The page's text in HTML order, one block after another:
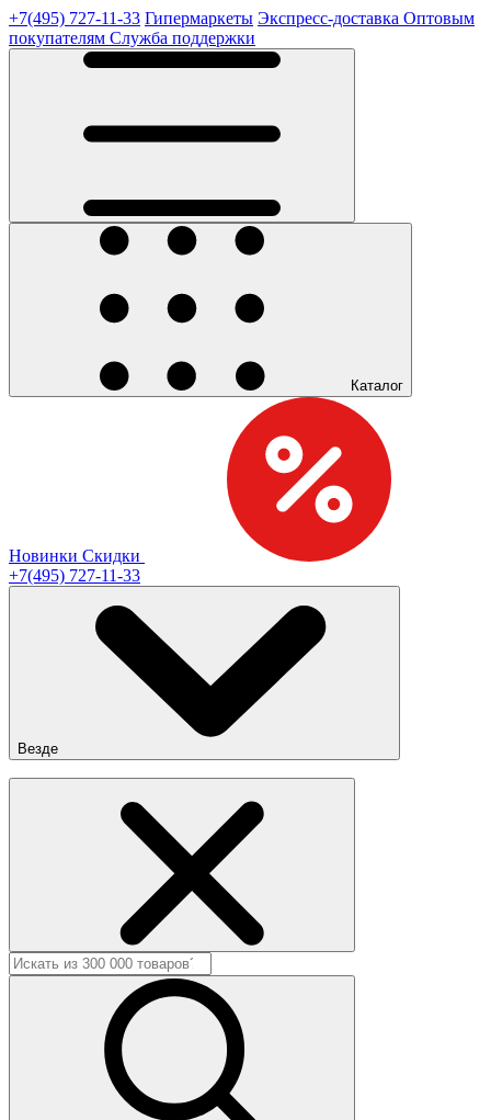
+7(495) 727-11-33 Гипермаркеты Экспресс-доставка Оптовым
покупателям Служба поддержки
Каталог
Новинки Скидки
+7(495) 727-11-33
Везде